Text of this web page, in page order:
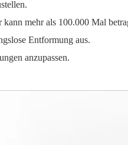
mehr als 100.000 Mal
Entformung aus.
anzupassen.